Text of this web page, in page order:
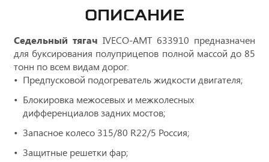
ОПИСАНИЕ
Седельный тягач IVECO-AMT 633910 предназначен
для буксирования полуприцепов полной массой до 85
тонн по всем видам дорог.
Предпусковой подогреватель жидкости двигателя;
Блокировка межосевых и межколесных
дифференциалов задних мостов;
Запасное колесо 315/80 R22/5 Россия;
Защитные решетки фар;